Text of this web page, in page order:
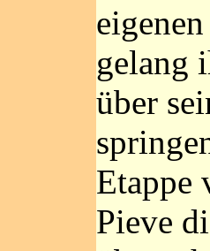
gelang
über
Etappe
Pieve